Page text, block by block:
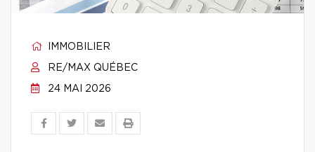
IMMOBILIER
RE/MAX QUÉBEC
24 MAI 2026